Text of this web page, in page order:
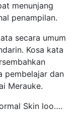
menunjang
penampilan.
secara umum
Kosa kata
pembelajar dan
Merauke.
Skin loo….